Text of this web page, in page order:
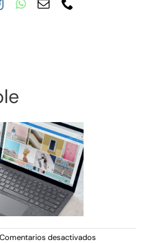
Comentarios desactivados